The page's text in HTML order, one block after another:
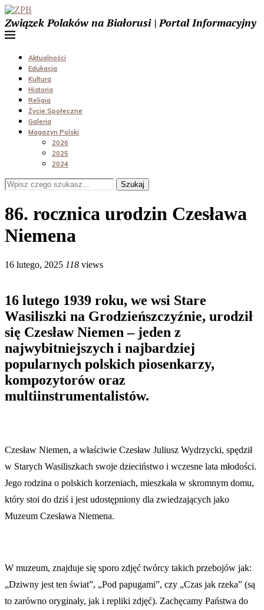
Związek Polaków na Białorusi | Portal Informacyjny
Aktualności
Edukacja
Kultura
Historia
Religia
Życie Społeczne
Galeria
Magazyn Polski
2026
2025
2024
Szukaj
86. rocznica urodzin Czesława
Niemena
16 lutego, 2025 118 views
16 lutego 1939 roku, we wsi Stare
Wasiliszki na Grodzieńszczyźnie, urodził
się Czesław Niemen – jeden z
najwybitniejszych i najbardziej
popularnych polskich piosenkarzy,
kompozytorów oraz
multiinstrumentalistów.
Czesław Niemen, a właściwie Czesław Juliusz Wydrzycki, spędził
w Starych Wasiliszkach swoje dzieciństwo i wczesne lata młodości.
Jego rodzina o polskich korzeniach, mieszkała w skromnym domu,
który stoi do dziś i jest udostępniony dla zwiedzających jako
Muzeum Czesława Niemena.
W muzeum, znajduje się sporo zdjęć twórcy takich przebojów jak:
„Dziwny jest ten świat”, „Pod papugami”, czy „Czas jak rzeka” (są
to zarówno oryginały, jak i repliki zdjęć). Zachęcamy Państwa do